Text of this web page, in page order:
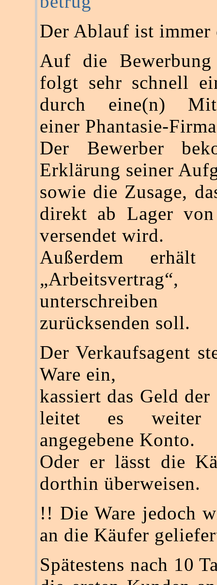
Der Ablauf ist immer
Auf die
folgt sehr schnell
durch eine(n)
einer Phantasie-
Der Bewerber
Erklärung seiner
sowie die Zusage,
direkt ab Lager
versendet wird.
Außerdem
zurücksenden soll.
Der Verkaufsagent
Ware ein,
kassiert das Geld
leitet es
angegebene Konto.
Oder er lässt die
dorthin überweisen.
!! Die Ware jedoch
an die Käufer
Spätestens nach 10